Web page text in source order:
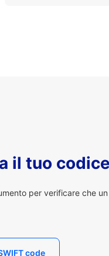
il tuo
per verificare che
code